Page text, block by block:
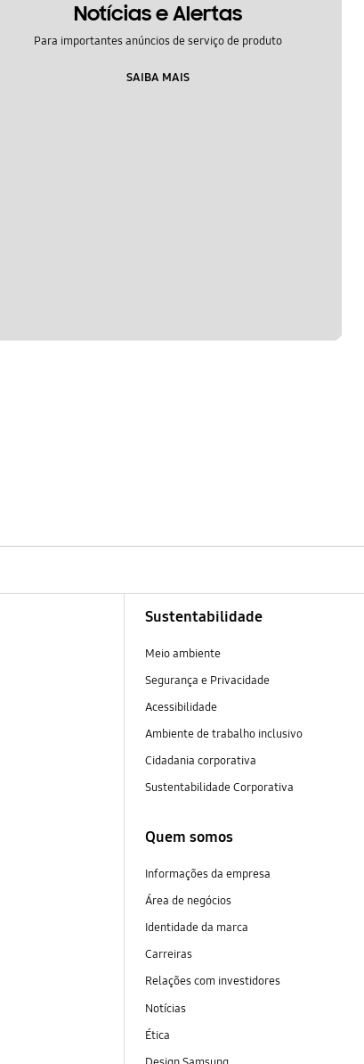
Notícias e Alertas
Para importantes anúncios de serviço de produto
SAIBA MAIS
Sustentabilidade
Meio ambiente
Segurança e Privacidade
Acessibilidade
Ambiente de trabalho inclusivo
Cidadania corporativa
Sustentabilidade Corporativa
Quem somos
Informações da empresa
Área de negócios
Identidade da marca
Carreiras
Relações com investidores
Notícias
Ética